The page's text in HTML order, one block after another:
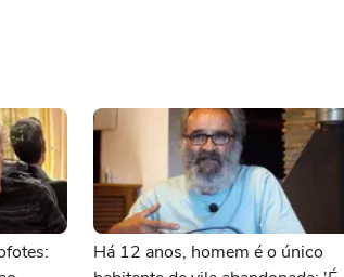
Há 12 anos, homem é o único